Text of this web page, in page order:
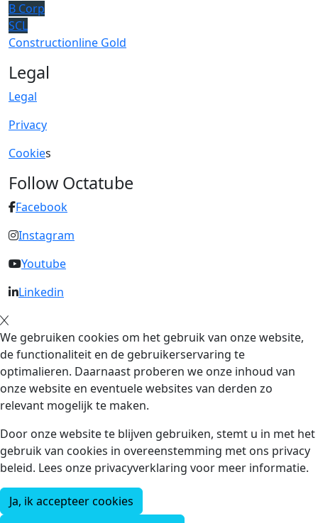
B Corp
SCL
Constructionline Gold
Legal
Legal
Privacy
Cookies
Follow Octatube
Facebook
Instagram
Youtube
Linkedin
We gebruiken cookies om het gebruik van onze website,
de functionaliteit en de gebruikerservaring te
optimalieren. Daarnaast proberen we onze inhoud van
onze website en eventuele websites van derden zo
relevant mogelijk te maken.
Door onze website te blijven gebruiken, stemt u in met het
gebruik van cookies in overeenstemming met ons privacy
beleid. Lees onze privacyverklaring voor meer informatie.
Ja, ik accepteer cookies